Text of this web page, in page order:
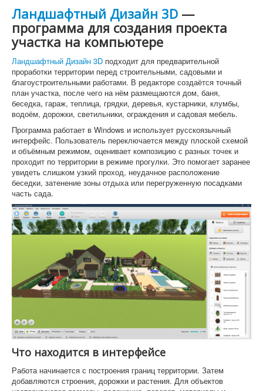
Ландшафтный Дизайн 3D —
программа для создания проекта
участка на компьютере
Ландшафтный Дизайн 3D подходит для предварительной
проработки территории перед строительными, садовыми и
благоустроительными работами. В редакторе создаётся точный
план участка, после чего на нём размещаются дом, баня,
беседка, гараж, теплица, грядки, деревья, кустарники, клумбы,
водоём, дорожки, светильники, ограждения и садовая мебель.
Программа работает в Windows и использует русскоязычный
интерфейс. Пользователь переключается между плоской схемой
и объёмным режимом, оценивает композицию с разных точек и
проходит по территории в режиме прогулки. Это помогает заранее
увидеть слишком узкий проход, неудачное расположение
беседки, затенение зоны отдыха или перегруженную посадками
часть сада.
Что находится в интерфейсе
Работа начинается с построения границ территории. Затем
добавляются строения, дорожки и растения. Для объектов